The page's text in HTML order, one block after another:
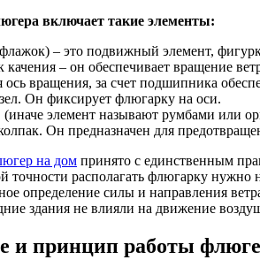
включает такие элементы:
– это подвижный элемент,
– он обеспечивает вращение
ось вращения, за счет подшипника
Он фиксирует флюгарку на оси.
(иначе элемент называют румбами или
Он предназначен для
на дом принято с единственным
точности располагать флюгарку нужно
определение силы и направления
здания не влияли на движение
и принцип работы